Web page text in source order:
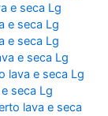
e seca Lg
e seca Lg
e seca Lg
e seca Lg
lava e seca Lg
seca Lg
lava e seca